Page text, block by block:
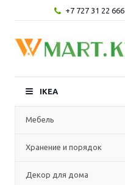
+7 727 31 22 666
IKEA
Мебель
Хранение и порядок
Декор для дома